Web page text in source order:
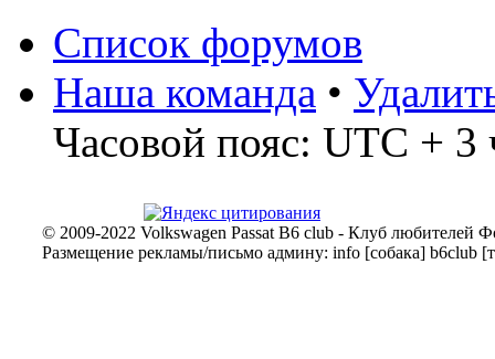
Список форумов
Наша команда •
Часовой пояс: UTC + 3
© 2009-2022 Volkswagen Passat B6 club - Клуб любителей
Размещение рекламы/письмо админу: info [собака] b6club